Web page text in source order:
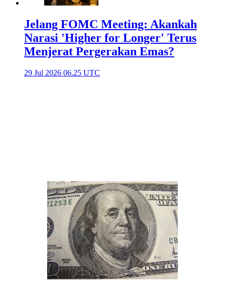
Jelang FOMC Meeting: Akankah
Narasi 'Higher for Longer' Terus
Menjerat Pergerakan Emas?
29 Jul 2026 06.25 UTC